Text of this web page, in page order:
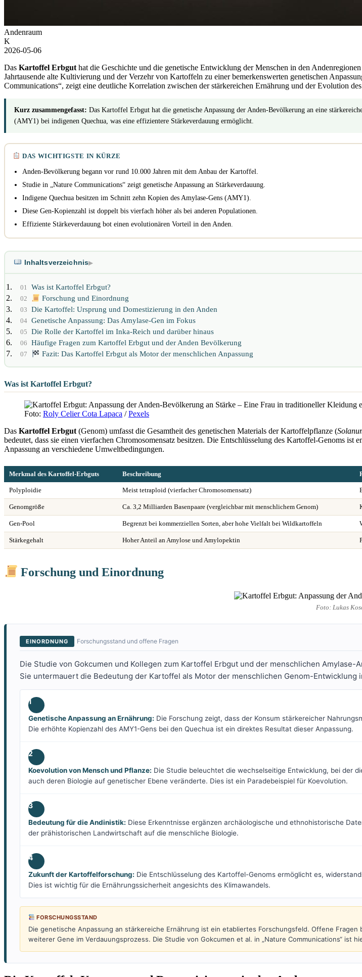
Andenraum
K
2026-05-06
Das Kartoffel Erbguthat die Geschichte und die genetische Entwicklung der Menschen in den
Jahrtausende alte Kultivierung und der Verzehr von Kartoffeln zu einer bemerkenswerten genetischen
Communications“, zeigt eine deutliche Korrelation zwischen der stärkereichen Ernährung und der Evolution
Kurz zusammengefasst: Das Kartoffel Erbgut hat die genetische Anpassung der Anden-Bevölkerung an eine
(AMY1) bei indigenen Quechua, was eine effizientere Stärkeverdauung ermöglicht.
DAS WICHTIGSTE IN KÜRZE
Anden-Bevölkerung begann vor rund 10.000 Jahren mit dem Anbau der Kartoffel.
Studie in „Nature Communications“ zeigt genetische Anpassung an Stärkeverdauung.
Indigene Quechua besitzen im Schnitt zehn Kopien des Amylase-Gens (AMY1).
Diese Gen-Kopienzahl ist doppelt bis vierfach höher als bei anderen Populationen.
Effiziente Stärkeverdauung bot einen evolutionären Vorteil in den Anden.
Inhaltsverzeichnis▶
01 Was ist Kartoffel Erbgut?
02 Forschung und Einordnung
03 Die Kartoffel: Ursprung und Domestizierung in den Anden
04 Genetische Anpassung: Das Amylase-Gen im Fokus
05 Die Rolle der Kartoffel im Inka-Reich und darüber hinaus
06 Häufige Fragen zum Kartoffel Erbgut und der Anden Bevölkerung
07 Fazit: Das Kartoffel Erbgut als Motor der menschlichen Anpassung
Was ist Kartoffel Erbgut?
Foto: Roly Celier Cota Lapaca /Pexels
Das Kartoffel Erbgut (Genom) umfasst die Gesamtheit des genetischen Materials der Kartoffelpflanze (
bedeutet, dass sie einen vierfachen Chromosomensatz besitzen. Die Entschlüsselung des Kartoffel-Genoms
Anpassung an verschiedene Umweltbedingungen.
Merkmal des Kartoffel-Erbguts Beschreibung
Polyploidie Meist tetraploid (vierfacher Chromosomensatz)
Genomgröße Ca. 3,2 Milliarden Basenpaare (vergleichbar mit menschlichem Genom)
Gen-Pool Begrenzt bei kommerziellen Sorten, aber hohe Vielfalt bei Wildkartoffeln
Stärkegehalt Hoher Anteil an Amylose und Amylopektin
Forschung und Einordnung
Foto: Lukas
EINORDNUNG Forschungsstand und offene Fragen
Die Studie von Gokcumen und Kollegen zum Kartoffel Erbgut und der menschlichen
Sie untermauert die Bedeutung der Kartoffel als Motor der menschlichen Genom-Entwicklung
1
Genetische Anpassung an Ernährung: Die Forschung zeigt, dass der Konsum stärkereicher
Die erhöhte Kopienzahl des AMY1-Gens bei den Quechua ist ein direktes Resultat dieser Anpassung.
2
Koevolution von Mensch und Pflanze: Die Studie beleuchtet die wechselseitige Entwicklung, bei der
auch deren Biologie auf genetischer Ebene veränderte. Dies ist ein Paradebeispiel für Koevolution.
3
Bedeutung für die Andinistik: Diese Erkenntnisse ergänzen archäologische und ethnohistorische
der prähistorischen Landwirtschaft auf die menschliche Biologie.
4
Zukunft der Kartoffelforschung: Die Entschlüsselung des Kartoffel-Genoms ermöglicht es,
Dies ist wichtig für die Ernährungssicherheit angesichts des Klimawandels.
FORSCHUNGSSTAND
Die genetische Anpassung an stärkereiche Ernährung ist ein etabliertes Forschungsfeld. Offene
weiterer Gene im Verdauungsprozess. Die Studie von Gokcumen et al. in „Nature Communications“ ist